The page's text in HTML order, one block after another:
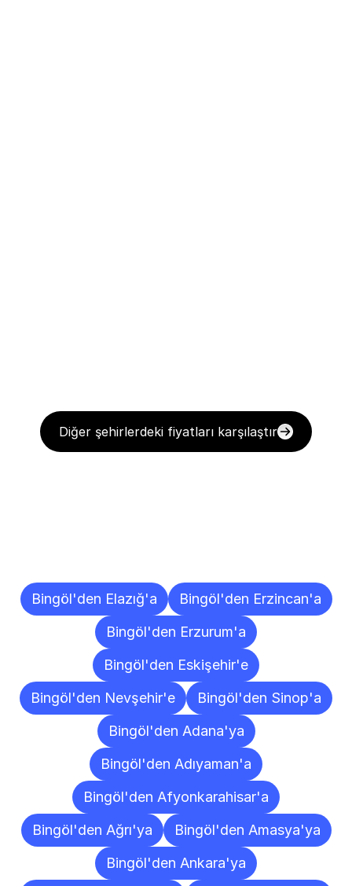
Diğer şehirlerdeki fiyatları karşılaştır
Bingöl'den Elazığ'a
Bingöl'den Erzincan'a
Bingöl'den Erzurum'a
Bingöl'den Eskişehir'e
Bingöl'den Nevşehir'e
Bingöl'den Sinop'a
Bingöl'den Adana'ya
Bingöl'den Adıyaman'a
Bingöl'den Afyonkarahisar'a
Bingöl'den Ağrı'ya
Bingöl'den Amasya'ya
Bingöl'den Ankara'ya